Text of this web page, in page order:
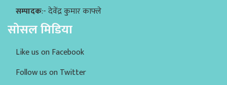
सम्पादक:- देवेंद्र कुमार काफ्ले
सोसल मिडिया
Like us on Facebook
Follow us on Twitter